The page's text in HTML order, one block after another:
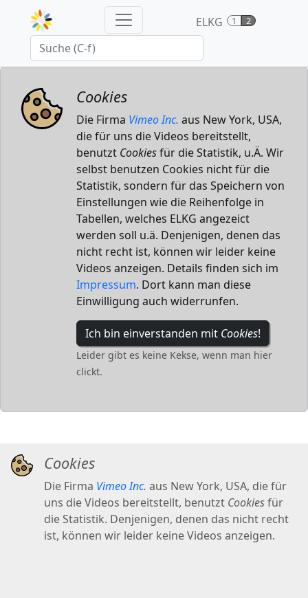
ELKG 1 2
Cookies
Die Firma Vimeo Inc. aus New York, USA,
die für uns die Videos bereitstellt,
benutzt Cookiesfür die Statistik, u.Ä. Wir
selbst benutzen Cookies nicht für die
Statistik, sondern für das Speichern von
Einstellungen wie die Reihenfolge in
Tabellen, welches ELKG angezeict
werden soll u.ä. Denjenigen, denen das
nicht recht ist, können wir leider keine
Videos anzeigen. Details finden sich im
Impressum. Dort kann man diese
Einwilligung auch widerrunfen.
Ich bin einverstanden mit Cookies!
Leider gibt es keine Kekse, wenn man hier
clickt.